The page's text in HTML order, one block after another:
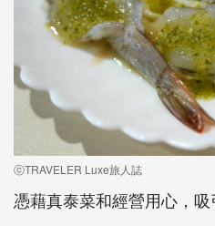
ⓒTRAVELER Luxe旅人誌
憑藉真泰菜和經營用心，